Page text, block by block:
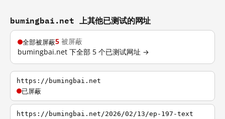
bumingbai.net 上其他已测试的网址
全部被屏蔽5 被屏蔽
bumingbai.net 下全部 5 个已测试网址 →
https://bumingbai.net
已屏蔽
https://bumingbai.net/2026/02/13/ep-197-text